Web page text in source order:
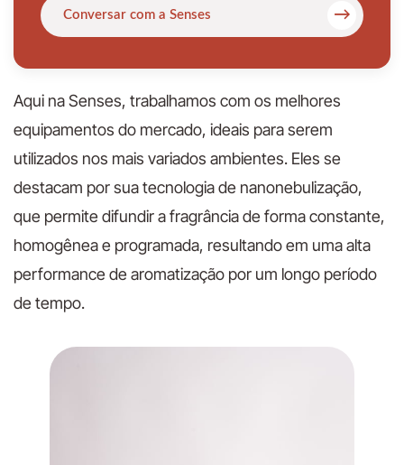
Conversar com a Senses →
Aqui na Senses, trabalhamos com os melhores
equipamentos do mercado, ideais para serem
utilizados nos mais variados ambientes. Eles se
destacam por sua tecnologia de nanonebulização,
que permite difundir a fragrância de forma constante,
homogênea e programada, resultando em uma alta
performance de aromatização por um longo período
de tempo.